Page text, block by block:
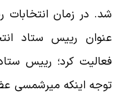
شد. در زمان
عنوان رییس ستاد
فعالیت کرد؛ رییس
توجه اینکه میرشمسی